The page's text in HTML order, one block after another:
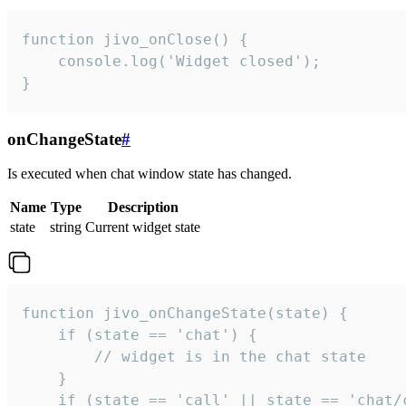
function jivo_onClose() {
    console.log('Widget closed');
}
onChangeState#
Is executed when chat window state has changed.
Name Type
Description
state
string Current widget state
function jivo_onChangeState(state) {
    if (state == 'chat') {
        // widget is in the chat state
    }
if (state == 'call' || state == 'chat/